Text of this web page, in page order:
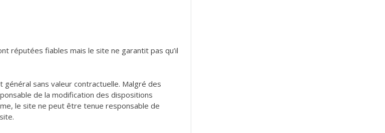
réputées fiables mais le site ne garantit pas qu’il
sans valeur contractuelle. Malgré des
de la modification des dispositions
le site ne peut être tenue responsable de